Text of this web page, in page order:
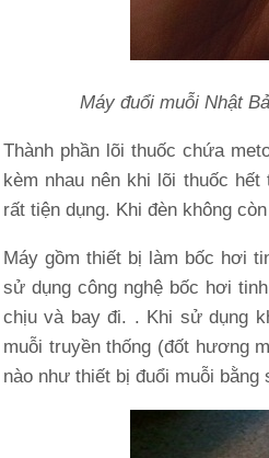
Máy đuổi muỗi Nhật
Thành phần lõi thuốc chứa
kèm nhau nên khi lõi thuốc
rất tiện dụng. Khi đèn không
Máy gồm thiết bị làm bốc hơi
sử dụng công nghệ bốc hơi
chịu và bay đi. . Khi sử dụng
muỗi truyền thống (đốt hương
nào như thiết bị đuổi muỗi